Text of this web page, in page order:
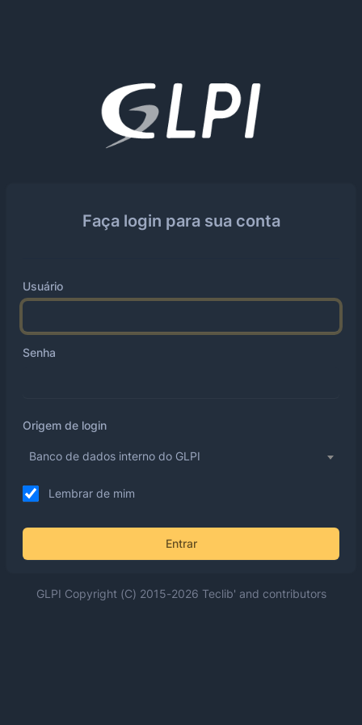
Faça login para sua conta
Usuário
Senha
Origem de login
Banco de dados interno do GLPI
Lembrar de mim
Entrar
GLPI Copyright (C) 2015-2026 Teclib' and contributors